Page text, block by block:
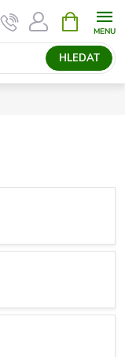
HLEDAT
NÁKUPNÍ
KOŠÍK